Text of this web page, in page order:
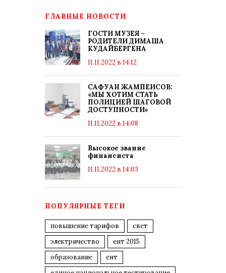
ГЛАВНЫЕ НОВОСТИ
ГОСТИ МУЗЕЯ –
РОДИТЕЛИ ДИМАША
КУДАЙБЕРГЕНА
11.11.2022 в 14:12
САФУАН ЖАМПЕИСОВ:
«МЫ ХОТИМ СТАТЬ
ПОЛИЦИЕЙ ШАГОВОЙ
ДОСТУПНОСТИ»
11.11.2022 в 14:08
Высокое звание
финансиста
11.11.2022 в 14:03
ПОПУЛЯРНЫЕ ТЕГИ
повышение тарифов
свет
электричество
ент 2015
образование
ент